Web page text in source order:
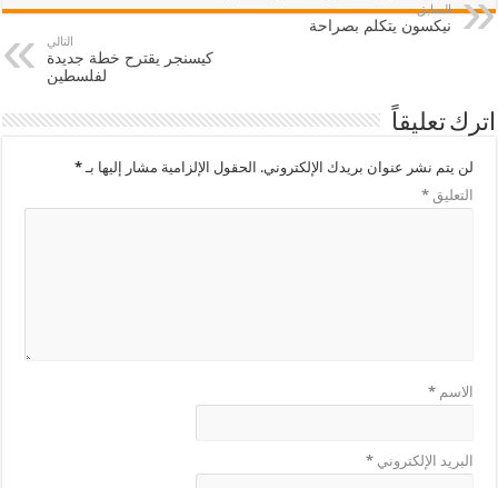
السابق
نيكسون يتكلم بصراحة
التالي
كيسنجر يقترح خطة جديدة
لفلسطين
اترك تعليقاً
لن يتم نشر عنوان بريدك الإلكتروني. الحقول الإلزامية مشار إليها بـ*
التعليق*
الاسم*
البريد الإلكتروني*